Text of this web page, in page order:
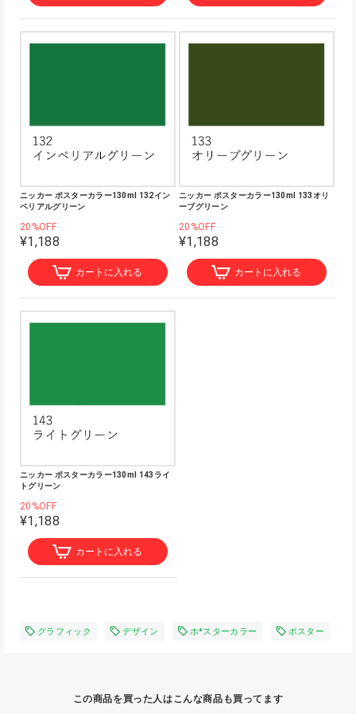
ニッカー ポスターカラー130ml 132イン
ペリアルグリーン
20%OFF
¥1,188
カートに入れる
ニッカー ポスターカラー130ml 133オリ
ーブグリーン
20%OFF
¥1,188
カートに入れる
ニッカー ポスターカラー130ml 143ライ
トグリーン
20%OFF
¥1,188
カートに入れる
グラフィック デザイン ホ*スターカラー ポスター
この商品を買った人はこんな商品も買ってます